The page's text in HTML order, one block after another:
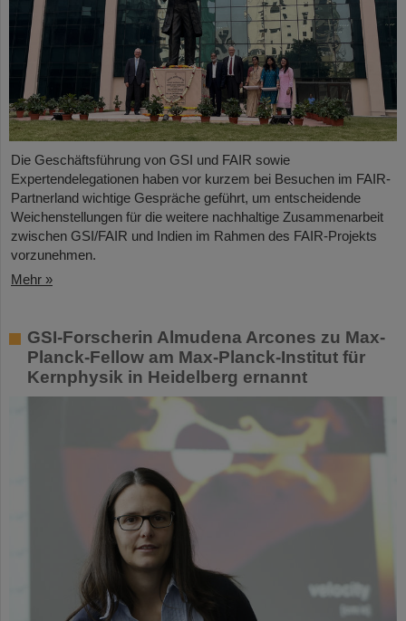
Die Geschäftsführung von GSI und FAIR sowie
Expertendelegationen haben vor kurzem bei Besuchen im FAIR-
Partnerland wichtige Gespräche geführt, um entscheidende
Weichenstellungen für die weitere nachhaltige Zusammenarbeit
zwischen GSI/FAIR und Indien im Rahmen des FAIR-Projekts
vorzunehmen.
Mehr »
GSI-Forscherin Almudena Arcones zu Max-
Planck-Fellow am Max-Planck-Institut für
Kernphysik in Heidelberg ernannt